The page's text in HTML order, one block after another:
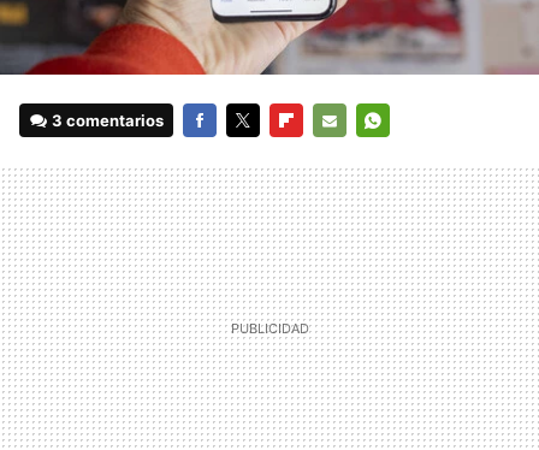
3 comentarios
MAIL